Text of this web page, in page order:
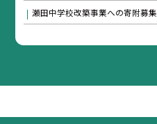
瀬田中学校改築事業への寄附募集